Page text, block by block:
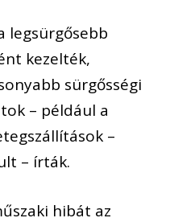
legsürgősebb
kezelték,
sürgősségi
– például a
–
– írták.
hibát az